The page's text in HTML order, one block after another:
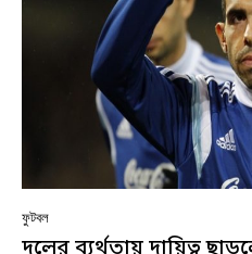
ফুটবল